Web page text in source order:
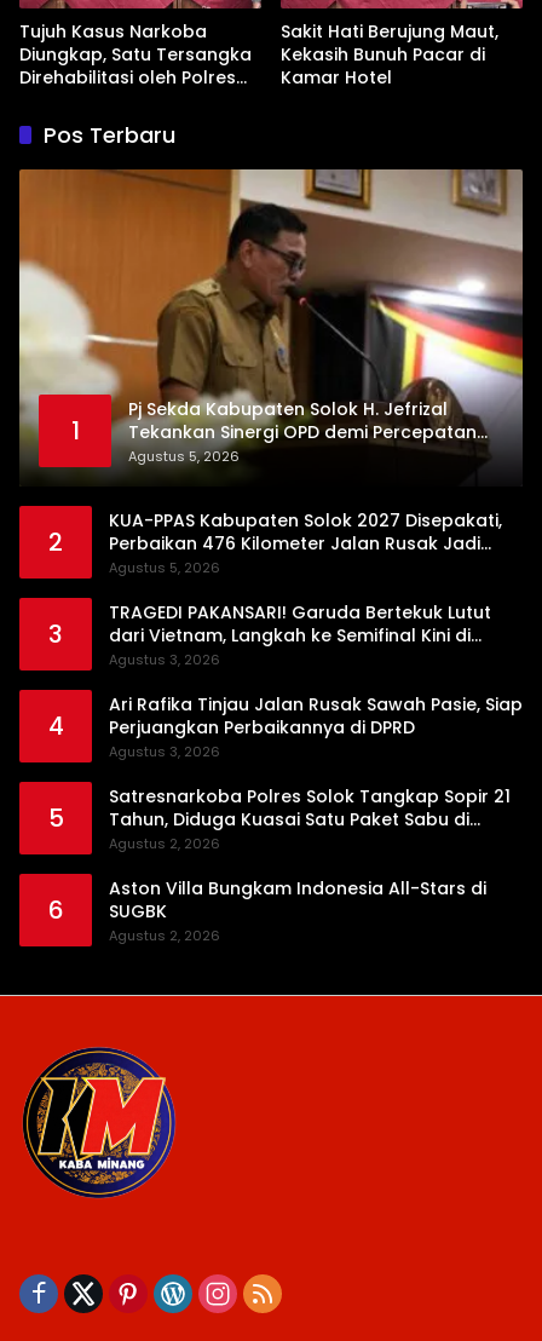
Tujuh Kasus Narkoba
Diungkap, Satu Tersangka
Direhabilitasi oleh Polres
Sakit Hati Berujung Maut,
Kekasih Bunuh Pacar di
Kamar Hotel
Pos Terbaru
1
Pj Sekda Kabupaten Solok H. Jefrizal
Tekankan Sinergi OPD demi Percepatan
Pembangunan Daerah
Agustus 5, 2026
2
KUA-PPAS Kabupaten Solok 2027 Disepakati,
Perbaikan 476 Kilometer Jalan Rusak Jadi
Prioritas
Agustus 5, 2026
3
TRAGEDI PAKANSARI! Garuda Bertekuk Lutut
dari Vietnam, Langkah ke Semifinal Kini di
Ujung Tanduk
Agustus 3, 2026
4
Ari Rafika Tinjau Jalan Rusak Sawah Pasie, Siap
Perjuangkan Perbaikannya di DPRD
Agustus 3, 2026
5
Satresnarkoba Polres Solok Tangkap Sopir 21
Tahun, Diduga Kuasai Satu Paket Sabu di
Kubung
Agustus 2, 2026
6
Aston Villa Bungkam Indonesia All-Stars di
SUGBK
Agustus 2, 2026